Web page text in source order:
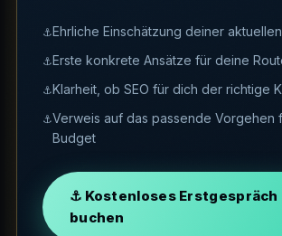
Ehrliche Einschätzung deiner
Erste konkrete Ansätze für deine
Klarheit, ob SEO für dich der richtige
Verweis auf das passende Vorgehen
Budget
⚓ Kostenloses Erstgespräch
buchen